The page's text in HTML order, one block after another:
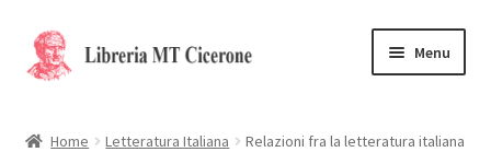
Vai
alla
Vai
al
Menu
Home Letteratura Italiana
Relazioni fra la letteratura italiana